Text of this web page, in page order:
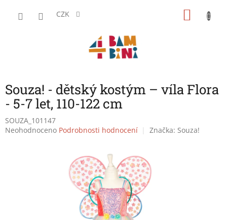
CZK
Souza! - dětský kostým – víla Flora
- 5-7 let, 110-122 cm
SOUZA_101147
Průměrné
Neohodnoceno Podrobnosti hodnocení Značka: Souza!